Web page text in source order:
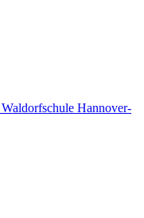
Hannover-